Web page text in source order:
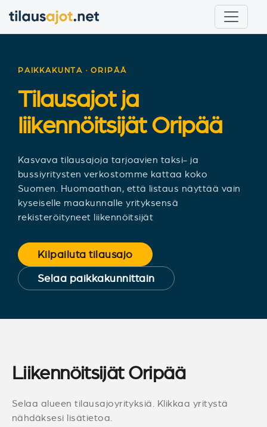
PAIKKAKUNTA · ORIPÄÄ
Tilausajot ja
liikennöitsijätOripää
Kasvava tilausajoja tarjoavien taksi- ja
bussiyritysten verkostomme kattaa koko
Suomen. Huomaathan, että listaus näyttää vain
kyseiselle maakunnalle yrityksensä
rekisteröityneet liikennöitsijät
Kilpailuta tilausajo
Selaa paikkakunnittain
Liikennöitsijät Oripää
Selaa alueen tilausajoyrityksiä. Klikkaa yritystä
nähdäksesi lisätietoa.